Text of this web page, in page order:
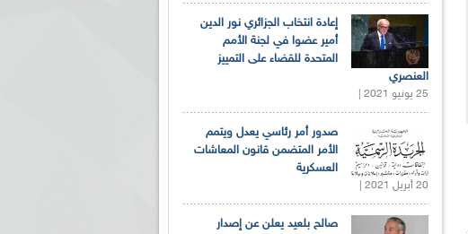
إعادة انتخاب الجزائري نور الدين
أمير عضوا في لجنة الأمم
المتحدة للقضاء على التمييز
العنصري
25 يونيو 2021 |
صدور أمر رئاسي يعدل ويتمم
الأمر المتضمن قانون المعاشات
العسكرية
20 أبريل 2021 |
صالح بلعيد يعلن عن إصدار